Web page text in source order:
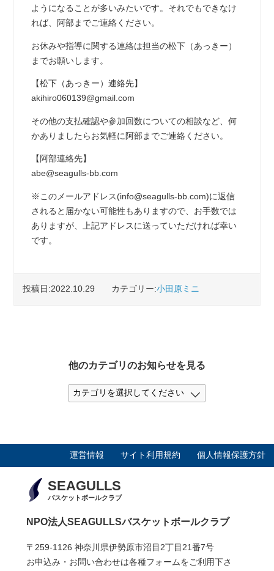
ようになることが多いみたいです。それでもできなけ
れば、阿部までご連絡ください。
お休みや指導に関する連絡は担当の松下（あっきー）
までお願いします。
【松下（あっきー）連絡先】
akihiro060139@gmail.com
その他の支払確認や参加回数についての相談など、何
かありましたらお気軽に阿部までご連絡ください。
【阿部連絡先】
abe@seagulls-bb.com
※このメールアドレス(info@seagulls-bb.com)に返信
されると届かない可能性もありますので、お手数では
ありますが、上記アドレスに送っていただければ幸い
です。
投稿日:2022.10.29 カテゴリー:小田原ミニ
他のカテゴリのお知らせを見る
運営情報 サイト利用規約 個人情報保護方針
SEAGULLS
バスケットボールクラブ
NPO法人SEAGULLSバスケットボールクラブ
〒259-1126 神奈川県伊勢原市沼目2丁目21番7号
お申込み・お問い合わせは各種フォームをご利用下さ